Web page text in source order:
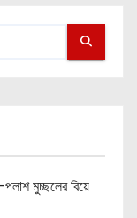
পলাশ মুচ্ছলের বিয়ে